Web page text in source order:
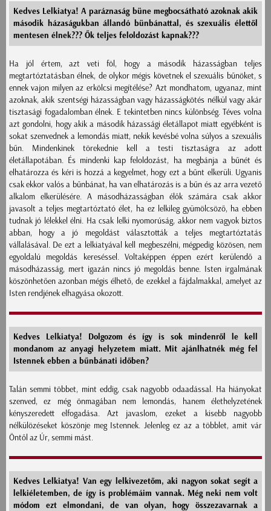
Kedves Lelkiatya! A paráznaság büne megbocsátható azoknak akik
második házaságukban állandó bünbánattal, és szexuális élettől
mentesen élnek??? Ők teljes feloldozást kapnak???
Ha jól értem, azt veti föl, hogy a második házasságban teljes
megtartóztatásban élnek, de olykor mégis követnek el szexuális bűnöket, s
ennek vajon milyen az erkölcsi megítélése? Azt mondhatom, ugyanaz, mint
azoknak, akik szentségi házasságban vagy házasságkötés nélkül vagy akár
tisztasági fogadalomban élnek. E tekintetben nincs különbség. Téves volna
azt gondolni, hogy akik a második házassági életállapot miatt egyébként is
sokat szenvednek a lemondás miatt, nekik kevésbé volna súlyos a szexuális
bűn. Mindenkinek törekednie kell a testi tisztaságra az adott
életállapotában. És mindenki kap feloldozást, ha megbánja a bűnét és
elhatározza és kéri is hozzá a kegyelmet, hogy ezt a bűnt elkerüli. Ugyanis
csak ekkor valós a bűnbánat, ha van elhatározás is a bűn és az arra vezető
alkalom elkerülésére. A másodházasságban élők számára csak akkor
javasolt a teljes megtartóztató élet, ha ez lelkileg gyümölcsöző, ha ebben
tudnak jó lélekkel élni. Ha csak lelki nyomorúság, akkor nem vagyok biztos
abban, hogy a jó megoldást választották a teljes megtartóztatás
vállalásával. De ezt a lelkiatyával kell megbeszélni, mégpedig közösen, nem
egyoldalú megoldás kereséssel. Voltaképpen éppen ezért kerülendő a
másodházasság, mert igazán nincs jó megoldás benne. Isten irgalmának
köszönhetően azonban mégis élhető, de ezekkel a fájdalmakkal, amelyet az
Isten rendjének elhagyása okozott.
Kedves Lelkiatya! Dolgozom és így is sok mindenről le kell
mondanom az anyagi helyzetem miatt. Mit ajánlhatnék még fel
Istennek ebben a bűnbánati időben?
Talán semmi többet, mint eddig, csak nagyobb odaadással. Ha hiányokat
szenved, ez még önmagában nem lemondás, hanem élethelyzetének
kényszeredett elfogadása. Azt javaslom, ezeket a kisebb nagyobb
nélkülözéseket köszönje meg Istennek. Jelenleg ez az a többlet, amit vár
Öntől az Úr, semmi mást.
Kedves Lelkiatya! Van egy lelkivezetőm, aki nagyon sokat segít a
lelkiéletemben, de így is problémáim vannak. Még neki nem volt
módom ezt elmondani, de van olyan, hogy összezavarnak a